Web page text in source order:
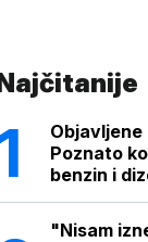
Poznato
benzin i
"Nisam